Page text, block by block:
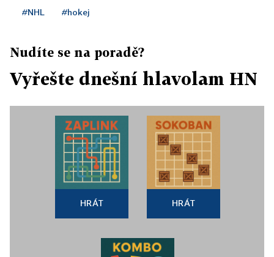
#NHL #hokej
Nudíte se na poradě?
Vyřešte dnešní hlavolam HN
HRÁT HRÁT